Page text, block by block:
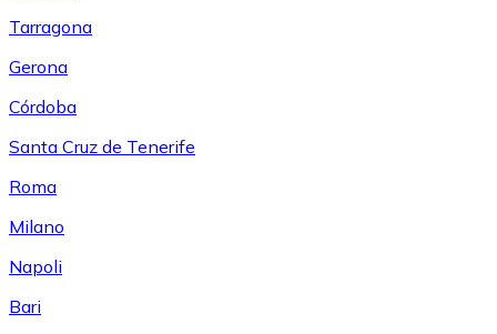
Tarragona
Gerona
Córdoba
Santa Cruz de Tenerife
Roma
Milano
Napoli
Bari